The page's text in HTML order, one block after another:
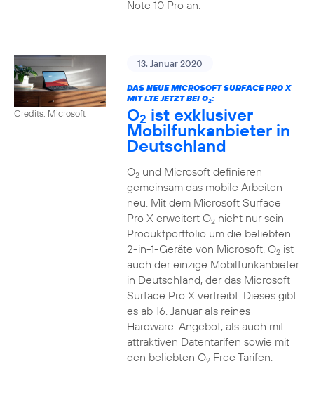
Note 10 Pro an.
Credits: Microsoft
13. Januar 2020
DAS NEUE MICROSOFT SURFACE PRO X
MIT LTE JETZT BEI O2:
O2 ist exklusiver
Mobilfunkanbieter in
Deutschland
O2und Microsoft definieren
gemeinsam das mobile Arbeiten
neu. Mit dem Microsoft Surface
Pro X erweitert O2nicht nur sein
Produktportfolio um die beliebten
2-in-1-Geräte von Microsoft. O2ist
auch der einzige Mobilfunkanbieter
in Deutschland, der das Microsoft
Surface Pro X vertreibt. Dieses gibt
es ab 16. Januar als reines
Hardware-Angebot, als auch mit
attraktiven Datentarifen sowie mit
den beliebten O2Free Tarifen.